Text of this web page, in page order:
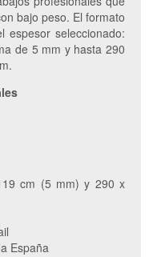
bajo peso. El formato
espesor seleccionado:
de 5 mm y hasta 290
cm (5 mm) y 290 x
España